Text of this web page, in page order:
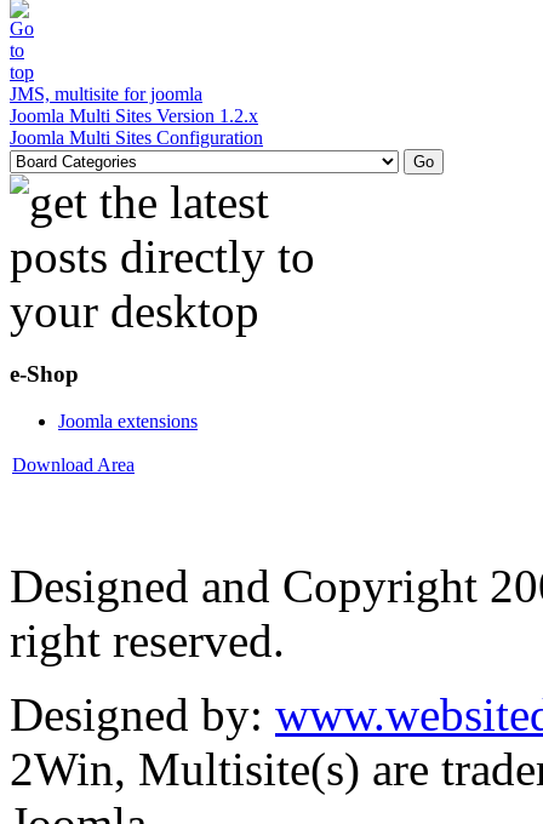
JMS, multisite for joomla
Joomla Multi Sites Version 1.2.x
Joomla Multi Sites Configuration
e-Shop
Joomla extensions
Download Area
Designed and Copyright
right reserved.
Designed by:
2Win, Multisite(s) are